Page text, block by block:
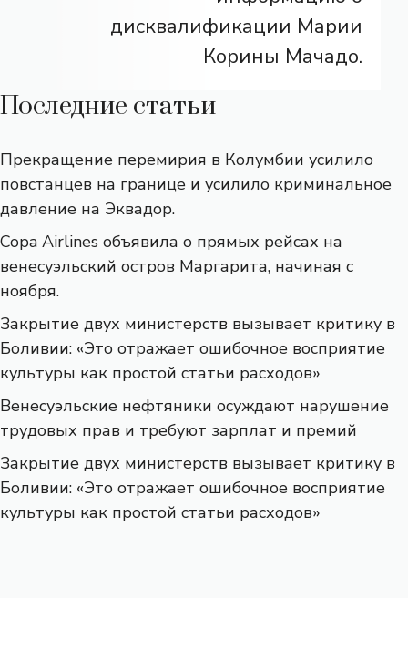
дисквалификации Марии
Корины Мачадо.
Последние статьи
Прекращение перемирия в Колумбии усилило
повстанцев на границе и усилило криминальное
давление на Эквадор.
Copa Airlines объявила о прямых рейсах на
венесуэльский остров Маргарита, начиная с
ноября.
Закрытие двух министерств вызывает критику в
Боливии: «Это отражает ошибочное восприятие
культуры как простой статьи расходов»
Венесуэльские нефтяники осуждают нарушение
трудовых прав и требуют зарплат и премий
Закрытие двух министерств вызывает критику в
Боливии: «Это отражает ошибочное восприятие
культуры как простой статьи расходов»